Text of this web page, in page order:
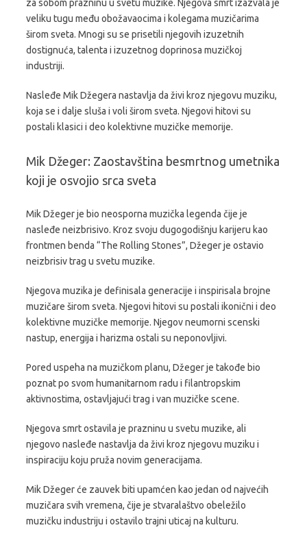
za sobom prazninu u svetu muzike. Njegova smrt izazvala je
veliku tugu među obožavaocima i kolegama muzičarima
širom sveta. Mnogi su se prisetili njegovih izuzetnih
dostignuća, talenta i izuzetnog doprinosa muzičkoj
industriji.
Nasleđe Mik Džegera nastavlja da živi kroz njegovu muziku,
koja se i dalje sluša i voli širom sveta. Njegovi hitovi su
postali klasici i deo kolektivne muzičke memorije.
Mik Džeger: Zaostavština besmrtnog umetnika
koji je osvojio srca sveta
Mik Džeger je bio neosporna muzička legenda čije je
nasleđe neizbrisivo. Kroz svoju dugogodišnju karijeru kao
frontmen benda “The Rolling Stones”, Džeger je ostavio
neizbrisiv trag u svetu muzike.
Njegova muzika je definisala generacije i inspirisala brojne
muzičare širom sveta. Njegovi hitovi su postali ikonični i deo
kolektivne muzičke memorije. Njegov neumorni scenski
nastup, energija i harizma ostali su neponovljivi.
Pored uspeha na muzičkom planu, Džeger je takođe bio
poznat po svom humanitarnom radu i filantropskim
aktivnostima, ostavljajući trag i van muzičke scene.
Njegova smrt ostavila je prazninu u svetu muzike, ali
njegovo nasleđe nastavlja da živi kroz njegovu muziku i
inspiraciju koju pruža novim generacijama.
Mik Džeger će zauvek biti upamćen kao jedan od najvećih
muzičara svih vremena, čije je stvaralaštvo obeležilo
muzičku industriju i ostavilo trajni uticaj na kulturu.